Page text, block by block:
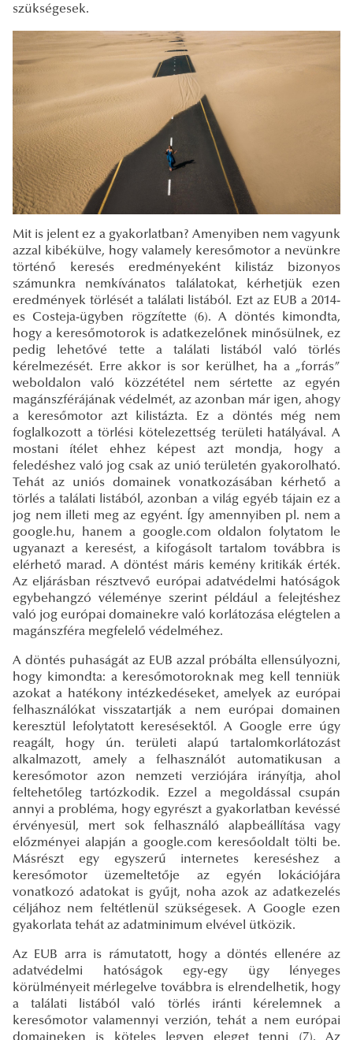
szükségesek.
Mit is jelent ez a gyakorlatban? Amenyiben nem vagyunk
azzal kibékülve, hogy valamely keresőmotor a nevünkre
történő keresés eredményeként kilistáz bizonyos
számunkra nemkívánatos találatokat, kérhetjük ezen
eredmények törlését a találati listából. Ezt az EUB a 2014-
es Costeja-ügyben rögzítette (6). A döntés kimondta,
hogy a keresőmotorok is adatkezelőnek minősülnek, ez
pedig lehetővé tette a találati listából való törlés
kérelmezését. Erre akkor is sor kerülhet, ha a „forrás”
weboldalon való közzététel nem sértette az egyén
magánszférájának védelmét, az azonban már igen, ahogy
a keresőmotor azt kilistázta. Ez a döntés még nem
foglalkozott a törlési kötelezettség területi hatályával. A
mostani ítélet ehhez képest azt mondja, hogy a
feledéshez való jog csak az unió területén gyakorolható.
Tehát az uniós domainek vonatkozásában kérhető a
törlés a találati listából, azonban a világ egyéb tájain ez a
jog nem illeti meg az egyént. Így amennyiben pl. nem a
google.hu, hanem a google.com oldalon folytatom le
ugyanazt a keresést, a kifogásolt tartalom továbbra is
elérhető marad. A döntést máris kemény kritikák érték.
Az eljárásban résztvevő európai adatvédelmi hatóságok
egybehangzó véleménye szerint például a felejtéshez
való jog európai domainekre való korlátozása elégtelen a
magánszféra megfelelő védelméhez.
A döntés puhaságát az EUB azzal próbálta ellensúlyozni,
hogy kimondta: a keresőmotoroknak meg kell tenniük
azokat a hatékony intézkedéseket, amelyek az európai
felhasználókat visszatartják a nem európai domainen
keresztül lefolytatott keresésektől. A Google erre úgy
reagált, hogy ún. területi alapú tartalomkorlátozást
alkalmazott, amely a felhasználót automatikusan a
keresőmotor azon nemzeti verziójára irányítja, ahol
feltehetőleg tartózkodik. Ezzel a megoldással csupán
annyi a probléma, hogy egyrészt a gyakorlatban kevéssé
érvényesül, mert sok felhasználó alapbeállítása vagy
előzményei alapján a google.com keresőoldalt tölti be.
Másrészt egy egyszerű internetes kereséshez a
keresőmotor üzemeltetője az egyén lokációjára
vonatkozó adatokat is gyűjt, noha azok az adatkezelés
céljához nem feltétlenül szükségesek. A Google ezen
gyakorlata tehát az adatminimum elvével ütközik.
Az EUB arra is rámutatott, hogy a döntés ellenére az
adatvédelmi hatóságok egy-egy ügy lényeges
körülményeit mérlegelve továbbra is elrendelhetik, hogy
a találati listából való törlés iránti kérelemnek a
keresőmotor valamennyi verzión, tehát a nem európai